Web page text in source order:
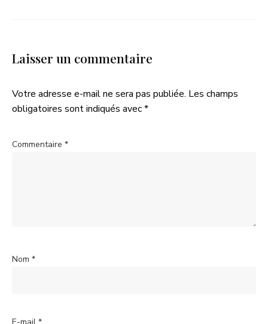
Laisser un commentaire
Votre adresse e-mail ne sera pas publiée. Les champs
obligatoires sont indiqués avec*
Commentaire *
Nom *